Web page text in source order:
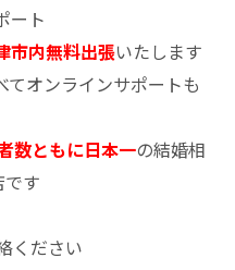
ート
市内無料出張いたします
オンラインサポートも
数ともに日本一の結婚相
す
ください